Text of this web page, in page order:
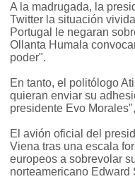
A la madrugada, la
Twitter la situación
Portugal le negaran
Ollanta Humala
poder".
En tanto, el politólogo
quieran enviar su
presidente Evo
El avión oficial del
Viena tras una escala
europeos a sobrevolar
norteamericano Edward